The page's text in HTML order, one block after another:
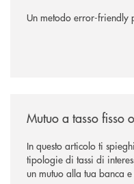
Un metodo error-friendly
Mutuo a tasso fisso
In questo articolo ti
tipologie di tassi di
un mutuo alla tua banca